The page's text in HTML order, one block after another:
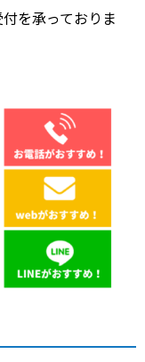
を承っておりま